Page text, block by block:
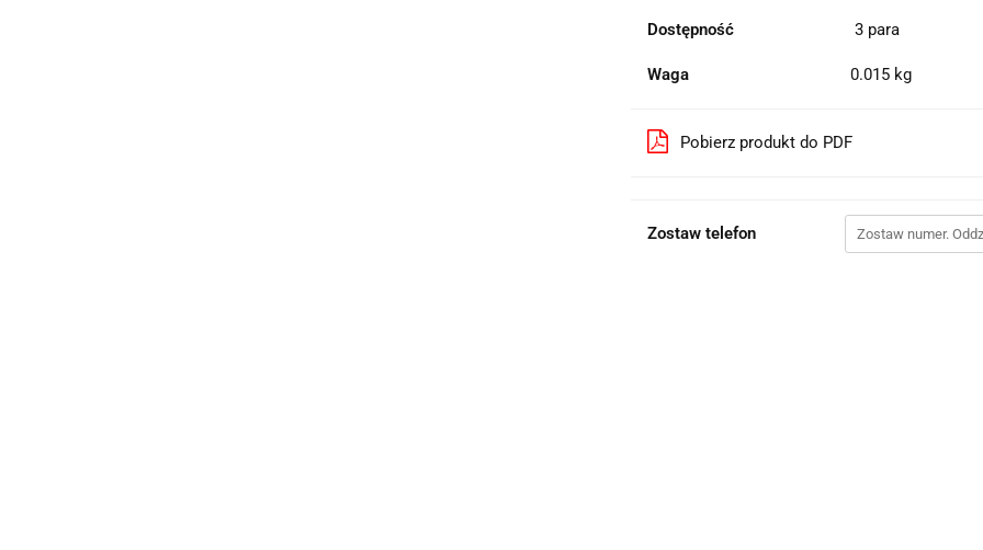
Dostępność 3 para
Waga 0.015 kg
Pobierz produkt do PDF
Zostaw telefon